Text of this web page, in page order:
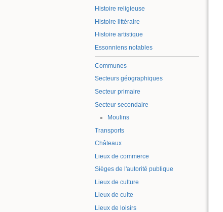
Histoire religieuse
Histoire littéraire
Histoire artistique
Essonniens notables
Communes
Secteurs géographiques
Secteur primaire
Secteur secondaire
Moulins
Transports
Châteaux
Lieux de commerce
Sièges de l'autorité publique
Lieux de culture
Lieux de culte
Lieux de loisirs